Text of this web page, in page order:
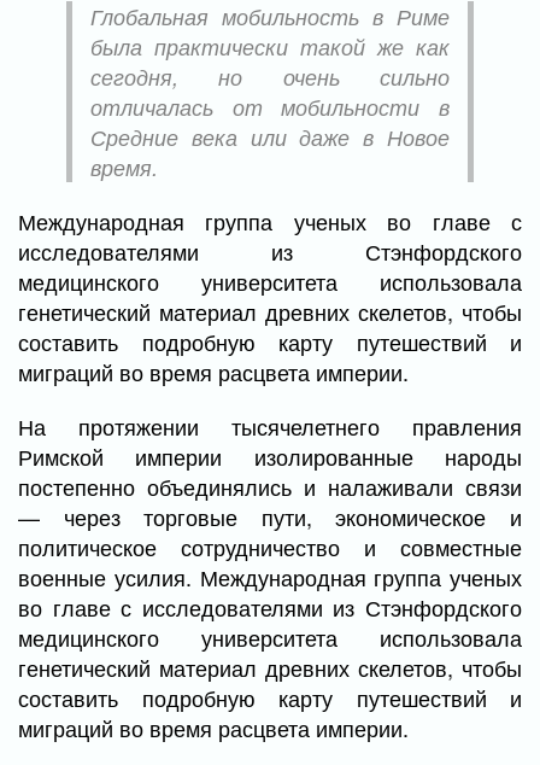
Глобальная мобильность в Риме
была практически такой же как
сегодня, но очень сильно
отличалась от мобильности в
Средние века или даже в Новое
время.
Международная группа ученых во главе с
исследователями из Стэнфордского
медицинского университета использовала
генетический материал древних скелетов, чтобы
составить подробную карту путешествий и
миграций во время расцвета империи.
На протяжении тысячелетнего правления
Римской империи изолированные народы
постепенно объединялись и налаживали связи
— через торговые пути, экономическое и
политическое сотрудничество и совместные
военные усилия. Международная группа ученых
во главе с исследователями из Стэнфордского
медицинского университета использовала
генетический материал древних скелетов, чтобы
составить подробную карту путешествий и
миграций во время расцвета империи.